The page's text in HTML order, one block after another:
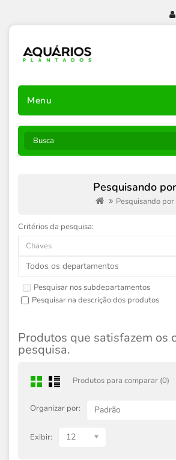
Menu
Pesquisando por
Pesquisando por
Critérios da pesquisa:
Todos os departamentos
Pesquisar nos subdepartamentos
Pesquisar na descrição dos produtos
Produtos que satisfazem os
pesquisa.
Produtos para comparar (0)
Organizar por: Padrão
Exibir: 12